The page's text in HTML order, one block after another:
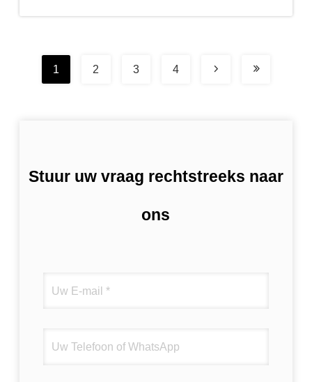
1 2 3 4
Stuur uw vraag rechtstreeks naar
ons